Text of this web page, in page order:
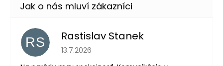
RS Rastislav Stanek
Hodnocení obchodu je 5 z 5 hvězdiček.
13.7.2026